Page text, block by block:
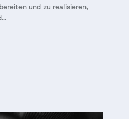
und zu realisieren,